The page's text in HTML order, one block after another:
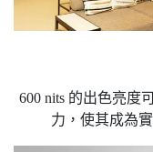
600 nits 的出色亮度
力，使其成為